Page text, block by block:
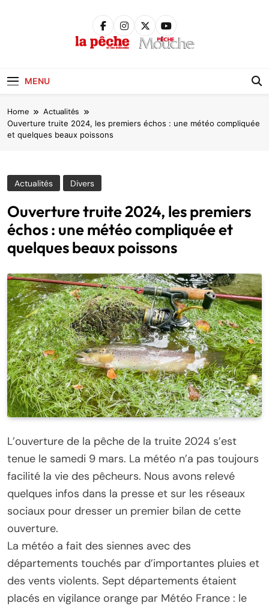
MENU
Home Actualités
Ouverture truite 2024, les premiers échos : une météo compliquée
et quelques beaux poissons
Actualités Divers
Ouverture truite 2024, les premiers
échos : une météo compliquée et
quelques beaux poissons
L’ouverture de la pêche de la truite 2024 s’est
tenue le samedi 9 mars. La météo n’a pas toujours
facilité la vie des pêcheurs. Nous avons relevé
quelques infos dans la presse et sur les réseaux
sociaux pour dresser un premier bilan de cette
ouverture.
La météo a fait des siennes avec des
départements touchés par d’importantes pluies et
des vents violents. Sept départements étaient
placés en vigilance orange par Météo France : le